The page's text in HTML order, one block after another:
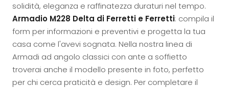
solidità, eleganza e raffinatezza duraturi nel tempo.
Armadio M228 Delta di Ferretti e Ferretti: compila il
form per informazioni e preventivi e progetta la tua
casa come l'avevi sognata. Nella nostra linea di
Armadi ad angolo classici con ante a soffietto
troverai anche il modello presente in foto, perfetto
per chi cerca praticità e design. Per completare il